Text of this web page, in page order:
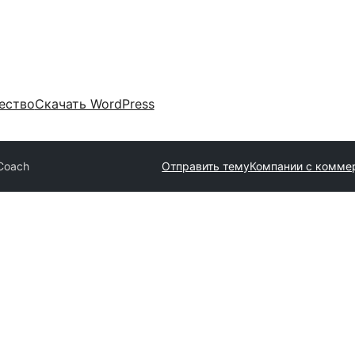
Скачать WordPress
Отправить темуКомпании с